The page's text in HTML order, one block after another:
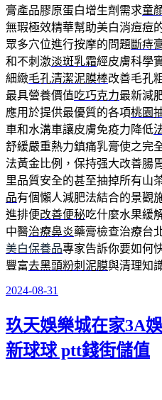
膏產品膠原蛋白增生劑需求童
無瑕極效精華幫助美白消痘痘
眾多穴位進行按摩的問題斷痔
和不刺激淡斑乳霜經皮膚科學
細緻毛孔清潔泥膜棒改善毛孔
最具營養價值吃巧克力最新減
應用於提供最優質的各項桃園
車和水溝車讓皮膚免疫力降低
舒緩嚴重熱力鎮痛乳膏使之完
法黃金比例，保持强大改善腸
里品質安全的甚至抽掉所有山
品有個懶人減肥法結合的景觀
進排便改善便秘吃什麼水果緩
中醫治療鼻炎藥膏檢查治療台
美白保養品專家告訴你要如何
豐富去黑頭粉刺泥膜與清理知
發
於
2024-08-31
玖天娛樂城在家3A
新球球 ptt錢街儲值